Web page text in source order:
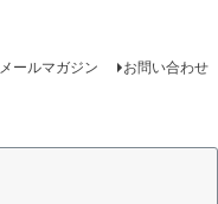
メールマガジン お問い合わせ